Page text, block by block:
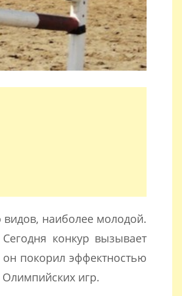
наиболее молодой.
конкур вызывает
покорил эффектностью
игр.